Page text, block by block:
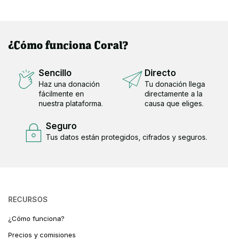
¿Cómo funciona Coral?
Sencillo
Haz una donación
fácilmente en
nuestra plataforma.
Directo
Tu donación llega
directamente a la
causa que eliges.
Seguro
Tus datos están protegidos, cifrados y seguros.
RECURSOS
¿Cómo funciona?
Precios y comisiones